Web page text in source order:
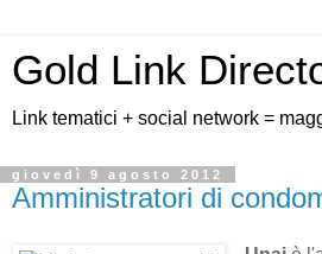
Gold Link
Link tematici + social network =
giovedì 9 agosto 2012
Amministratori di